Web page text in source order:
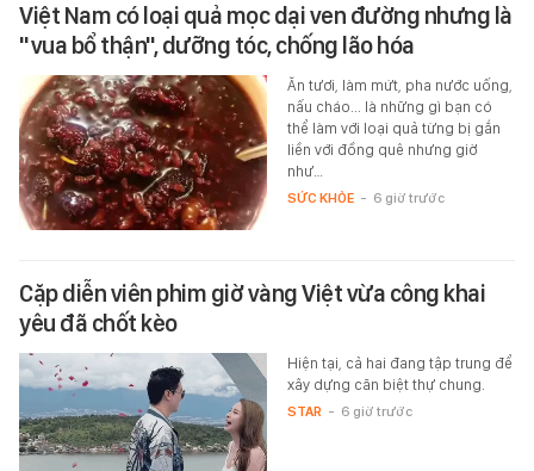
Việt Nam có loại quả mọc dại ven đường nhưng là
"vua bổ thận", dưỡng tóc, chống lão hóa
Ăn tươi, làm mứt, pha nước uống,
nấu cháo... là những gì bạn có
thể làm với loại quả từng bị gắn
liền với đồng quê nhưng giờ
như…
SỨC KHỎE - 6 giờ trước
Cặp diễn viên phim giờ vàng Việt vừa công khai
yêu đã chốt kèo
Hiện tại, cả hai đang tập trung để
xây dựng căn biệt thự chung.
STAR - 6 giờ trước